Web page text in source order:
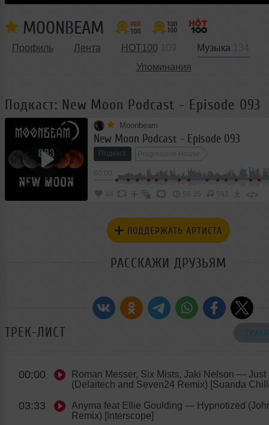
MOONBEAM
Профиль Лента HOT100 Музыка
Упоминания
Подкаст: New Moon Podcast - Episode 093
Moonbeam
New Moon Podcast - Episode 093
Подкаст Progressive House
56:35 592 </>
ПОДДЕРЖАТЬ АРТИСТА
РАССКАЖИ ДРУЗЬЯМ
ТРЕК-ЛИСТ
00:00 Roman Messer, Six Mists, Jaki Nelson — Just
(Delaitech and Seven24 Remix) [Suanda
03:33 Anyma feat Ellie Goulding — Hypnotized
Remix) [Interscope]